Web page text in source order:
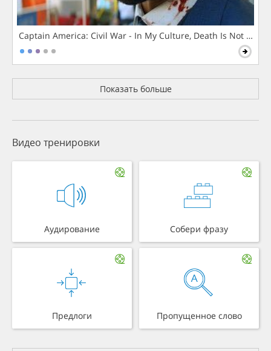
Captain America: Civil War - In My Culture, Death Is Not The
Показать больше
Видео тренировки
Аудирование Собери фразу
Предлоги Пропущенное слово